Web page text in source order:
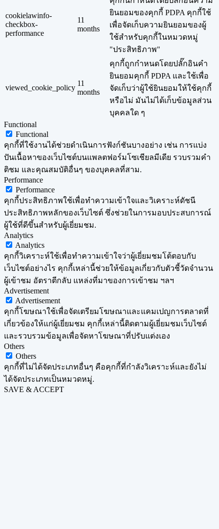
cookielawinfo-
checkbox-
performance
11
months
ยินยอมของคุกกี้ PDPA คุกกี้ใช้
เพื่อจัดเก็บความยินยอมของผู้
ใช้สำหรับคุกกี้ในหมวดหมู่
"ประสิทธิภาพ"
viewed_cookie_policy
11
months
คุกกี้ถูกกำหนดโดยปลั๊กอินคำ
ยินยอมคุกกี้ PDPA และใช้เพื่อ
จัดเก็บว่าผู้ใช้ยินยอมให้ใช้คุกกี้
หรือไม่ มันไม่ได้เก็บข้อมูลส่วน
บุคคลใด ๆ
Functional
Functional
คุกกี้ที่ใช้งานได้ช่วยดำเนินการฟังก์ชันบางอย่าง เช่น การแบ่ง
ปันเนื้อหาของเว็บไซต์บนแพลตฟอร์มโซเชียลมีเดีย รวบรวมคำ
ติชม และคุณสมบัติอื่นๆ ของบุคคลที่สาม.
Performance
Performance
คุกกี้ประสิทธิภาพใช้เพื่อทำความเข้าใจและวิเคราะห์ดัชนี
ประสิทธิภาพหลักของเว็บไซต์ ซึ่งช่วยในการมอบประสบการณ์
ผู้ใช้ที่ดีขึ้นสำหรับผู้เยี่ยมชม.
Analytics
Analytics
คุกกี้วิเคราะห์ใช้เพื่อทำความเข้าใจว่าผู้เยี่ยมชมโต้ตอบกับ
เว็บไซต์อย่างไร คุกกี้เหล่านี้ช่วยให้ข้อมูลเกี่ยวกับตัวชี้วัดจำนวน
ผู้เข้าชม อัตราตีกลับ แหล่งที่มาของการเข้าชม ฯลฯ
Advertisement
Advertisement
คุกกี้โฆษณาใช้เพื่อจัดเตรียมโฆษณาและแคมเปญการตลาดที่
เกี่ยวข้องให้แก่ผู้เยี่ยมชม คุกกี้เหล่านี้ติดตามผู้เยี่ยมชมเว็บไซต์
และรวบรวมข้อมูลเพื่อจัดหาโฆษณาที่ปรับแต่งเอง
Others
Others
คุกกี้ที่ไม่ได้จัดประเภทอื่นๆ คือคุกกี้ที่กำลังวิเคราะห์และยังไม่
ได้จัดประเภทเป็นหมวดหมู่.
SAVE & ACCEPT